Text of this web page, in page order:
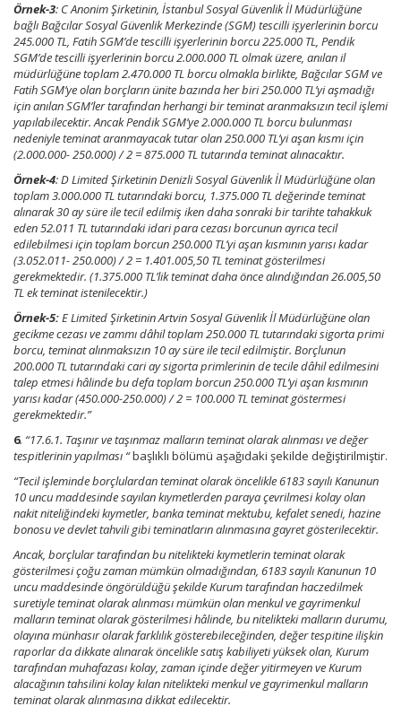
Örnek-3: C Anonim Şirketinin, İstanbul Sosyal Güvenlik İl Müdürlüğüne
bağlı Bağcılar Sosyal Güvenlik Merkezinde (SGM) tescilli işyerlerinin borcu
245.000 TL, Fatih SGM’de tescilli işyerlerinin borcu 225.000 TL, Pendik
SGM’de tescilli işyerlerinin borcu 2.000.000 TL olmak üzere, anılan il
müdürlüğüne toplam 2.470.000 TL borcu olmakla birlikte, Bağcılar SGM ve
Fatih SGM’ye olan borçların ünite bazında her biri 250.000 TL’yi aşmadığı
için anılan SGM’ler tarafından herhangi bir teminat aranmaksızın tecil işlemi
yapılabilecektir. Ancak Pendik SGM’ye 2.000.000 TL borcu bulunması
nedeniyle teminat aranmayacak tutar olan 250.000 TL’yi aşan kısmı için
(2.000.000- 250.000) / 2 = 875.000 TL tutarında teminat alınacaktır.
Örnek-4: D Limited Şirketinin Denizli Sosyal Güvenlik İl Müdürlüğüne olan
toplam 3.000.000 TL tutarındaki borcu, 1.375.000 TL değerinde teminat
alınarak 30 ay süre ile tecil edilmiş iken daha sonraki bir tarihte tahakkuk
eden 52.011 TL tutarındaki idari para cezası borcunun ayrıca tecil
edilebilmesi için toplam borcun 250.000 TL’yi aşan kısmının yarısı kadar
(3.052.011- 250.000) / 2 = 1.401.005,50 TL teminat gösterilmesi
gerekmektedir. (1.375.000 TL’lik teminat daha önce alındığından 26.005,50
TL ek teminat istenilecektir.)
Örnek-5:E Limited Şirketinin Artvin Sosyal Güvenlik İl Müdürlüğüne olan
gecikme cezası ve zammı dâhil toplam 250.000 TL tutarındaki sigorta primi
borcu, teminat alınmaksızın 10 ay süre ile tecil edilmiştir. Borçlunun
200.000 TL tutarındaki cari ay sigorta primlerinin de tecile dâhil edilmesini
talep etmesi hâlinde bu defa toplam borcun 250.000 TL’yi aşan kısmının
yarısı kadar (450.000-250.000) / 2 = 100.000 TL teminat göstermesi
gerekmektedir.”
6. “17.6.1. Taşınır ve taşınmaz malların teminat olarak alınması ve değer
tespitlerinin yapılması “başlıklı bölümü aşağıdaki şekilde değiştirilmiştir.
“Tecil işleminde borçlulardan teminat olarak öncelikle 6183 sayılı Kanunun
10 uncu maddesinde sayılan kıymetlerden paraya çevrilmesi kolay olan
nakit niteliğindeki kıymetler, banka teminat mektubu, kefalet senedi, hazine
bonosu ve devlet tahvili gibi teminatların alınmasına gayret gösterilecektir.
Ancak, borçlular tarafından bu nitelikteki kıymetlerin teminat olarak
gösterilmesi çoğu zaman mümkün olmadığından, 6183 sayılı Kanunun 10
uncu maddesinde öngörüldüğü şekilde Kurum tarafından haczedilmek
suretiyle teminat olarak alınması mümkün olan menkul ve gayrimenkul
malların teminat olarak gösterilmesi hâlinde, bu nitelikteki malların durumu,
olayına münhasır olarak farklılık gösterebileceğinden, değer tespitine ilişkin
raporlar da dikkate alınarak öncelikle satış kabiliyeti yüksek olan, Kurum
tarafından muhafazası kolay, zaman içinde değer yitirmeyen ve Kurum
alacağının tahsilini kolay kılan nitelikteki menkul ve gayrimenkul malların
teminat olarak alınmasına dikkat edilecektir.